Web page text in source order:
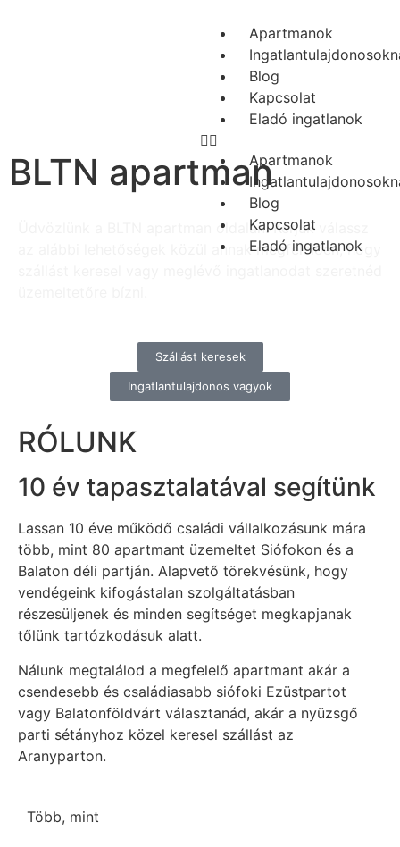
Apartmanok
Blog
Kapcsolat
Eladó ingatlanok
Apartmanok
Blog
Kapcsolat
Eladó ingatlanok
BLTN apartman
Üdvözlünk a BLTN apartman oldalán. Kérjük válassz
az alábbi lehetőségek közül annak megfelelően, hogy
Szállást keresek
Ingatlantulajdonos vagyok
RÓLUNK
10 év tapasztalatával segítünk
Lassan 10 éve működő családi vállalkozásunk mára
több, mint 80 apartmant üzemeltet Siófokon és a
Balaton déli partján. Alapvető törekvésünk, hogy
vendégeink kifogástalan szolgáltatásban
részesüljenek és minden segítséget megkapjanak
tőlünk tartózkodásuk alatt.
Nálunk megtalálod a megfelelő apartmant akár a
csendesebb és családiasabb siófoki Ezüstpartot
vagy Balatonföldvárt választanád, akár a nyüzsgő
parti sétányhoz közel keresel szállást az
Aranyparton.
Több, mint